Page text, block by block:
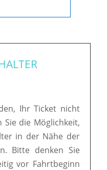
Ihr Ticket nicht
die Möglichkeit,
in der Nähe der
Bitte denken Sie
vor Fahrtbeginn